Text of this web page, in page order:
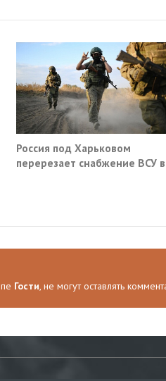
Россия под Харьковом
перерезает снабжение ВСУ в
Гости , не могут оставлять